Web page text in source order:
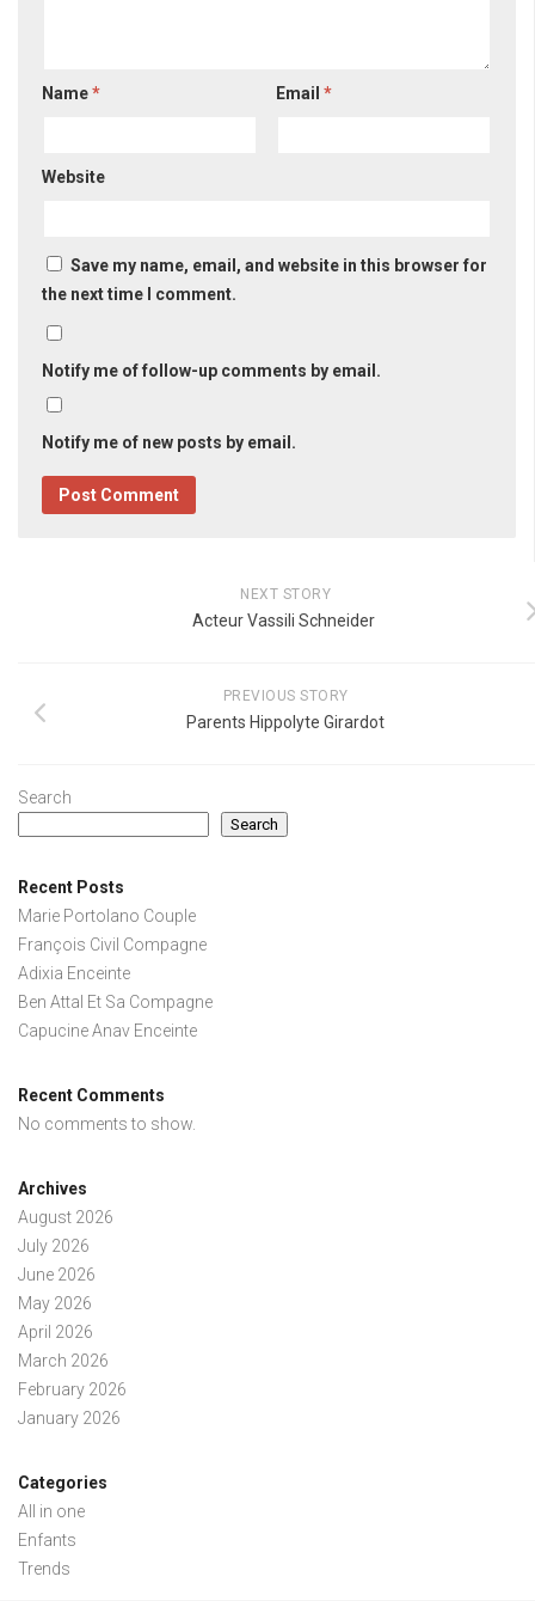
Name* Email*
Website
Save my name, email, and website in this browser for
the next time I comment.
Notify me of follow-up comments by email.
Notify me of new posts by email.
NEXT STORY
Acteur Vassili Schneider
PREVIOUS STORY
Parents Hippolyte Girardot
Search
Search
Recent Posts
Marie Portolano Couple
François Civil Compagne
Adixia Enceinte
Ben Attal Et Sa Compagne
Capucine Anav Enceinte
Recent Comments
No comments to show.
Archives
August 2026
July 2026
June 2026
May 2026
April 2026
March 2026
February 2026
January 2026
Categories
All in one
Enfants
Trends